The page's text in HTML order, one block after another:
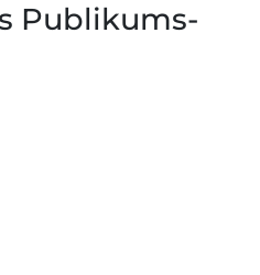
Publikums-